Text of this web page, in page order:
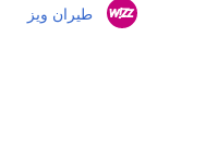
طيران ويز